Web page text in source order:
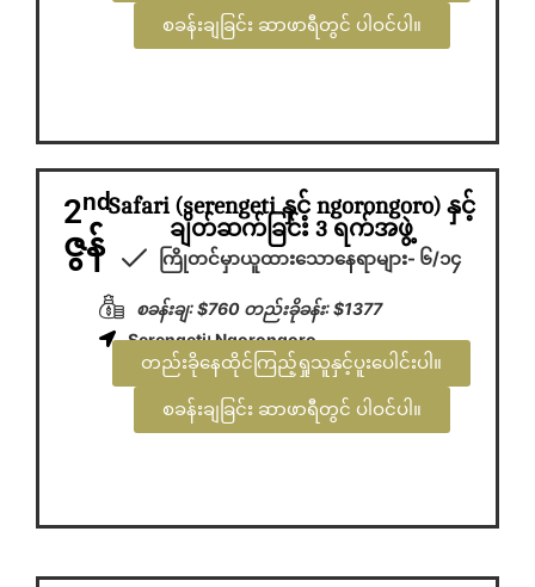
စခန်းချခြင်း ဆာဖာရီတွင် ပါဝင်ပါ။
2nd
ဇွန်
Safari (serengeti နှင့် ngorongoro) နှင့်
ချိတ်ဆက်ခြင်း 3 ရက်အဖွဲ့
ကြိုတင်မှာယူထားသောနေရာများ- ၆/၁၄
စခန်းချ: $760 တည်းခိုခန်း: $1377
Serengeti၊ Ngorongoro
တည်းခိုနေထိုင်ကြည့်ရှုသူနှင့်ပူးပေါင်းပါ။
စခန်းချခြင်း ဆာဖာရီတွင် ပါဝင်ပါ။